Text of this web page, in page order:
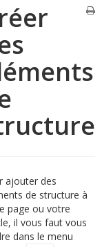
ajouter des
de structure à
page ou votre
il vous faut vous
dans le menu